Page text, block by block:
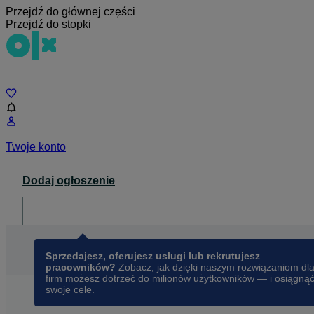
Przejdź do głównej części
Przejdź do stopki
Twoje konto
Dodaj ogłoszenie
Sprzedajesz, oferujesz usługi lub rekrutujesz
pracowników? Zobacz, jak dzięki naszym rozwiązaniom dla
firm możesz dotrzeć do milionów użytkowników — i osiągnąć
swoje cele.